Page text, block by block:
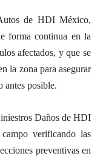
de HDI México,
forma continua en la
afectados, y que se
la zona para asegurar
antes posible.
Daños de HDI
verificando las
preventivas en